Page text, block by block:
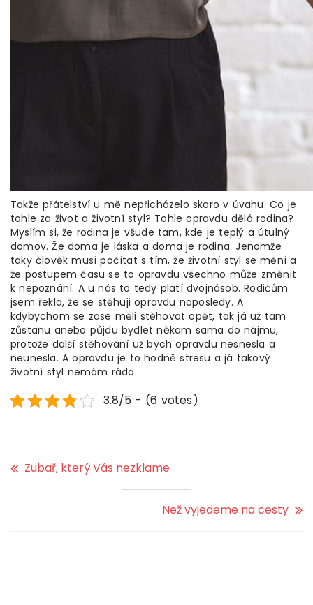
Takže přátelství u mě nepřicházelo skoro v úvahu. Co je
tohle za život a životní styl? Tohle opravdu dělá rodina?
Myslím si, že rodina je všude tam, kde je teplý a útulný
domov. Že doma je láska a doma je rodina. Jenomže
taky člověk musí počítat s tím, že životní styl se mění a
že postupem času se to opravdu všechno může změnit
k nepoznání. A u nás to tedy platí dvojnásob. Rodičům
jsem řekla, že se stěhuji opravdu naposledy. A
kdybychom se zase měli stěhovat opět, tak já už tam
zůstanu anebo půjdu bydlet někam sama do nájmu,
protože další stěhování už bych opravdu nesnesla a
neunesla. A opravdu je to hodně stresu a já takový
životní styl nemám ráda.
3.8/5 - (6 votes)
Zubař, který Vás nezklame
Než vyjedeme na cesty